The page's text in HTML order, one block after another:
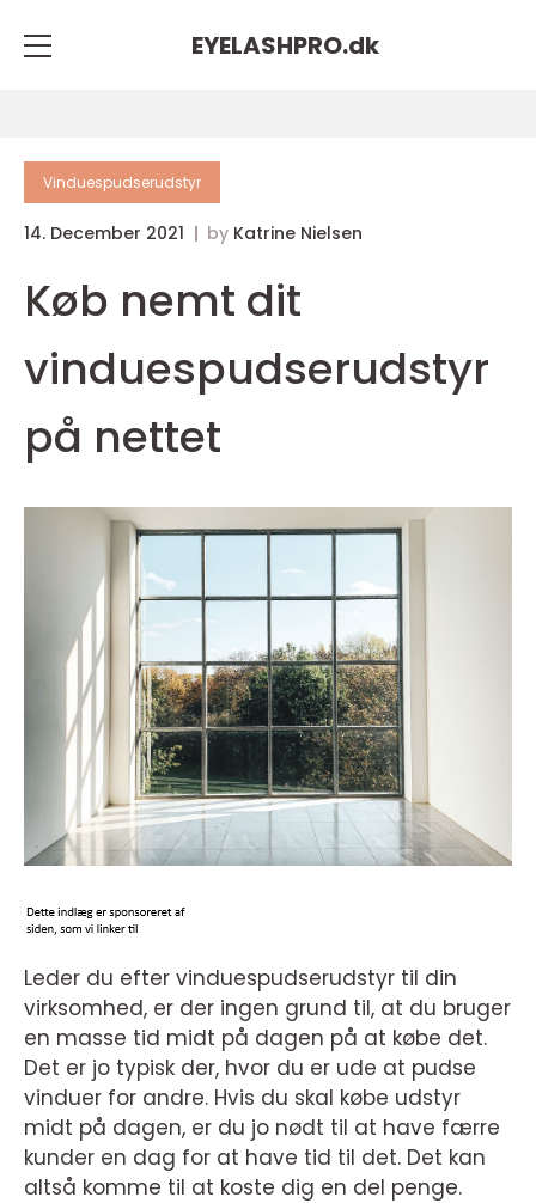
EYELASHPRO.dk
Vinduespudserudstyr
14. December 2021 by Katrine Nielsen
Køb nemt dit
vinduespudserudstyr
på nettet
Leder du efter vinduespudserudstyr til din
virksomhed, er der ingen grund til, at du bruger
en masse tid midt på dagen på at købe det.
Det er jo typisk der, hvor du er ude at pudse
vinduer for andre. Hvis du skal købe udstyr
midt på dagen, er du jo nødt til at have færre
kunder en dag for at have tid til det. Det kan
altså komme til at koste dig en del penge.